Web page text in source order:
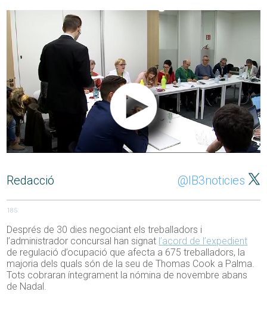
Redacció @IB3noticies
185
Després de 30 dies negociant els treballadors i
l’administrador concursal han signat l’acord de l’expedient
de regulació d’ocupació que afecta a 675 treballadors, la
majoria dels quals són de la seu de Thomas Cook a Palma.
Tots cobraran íntegrament la nómina de novembre abans
de Nadal.